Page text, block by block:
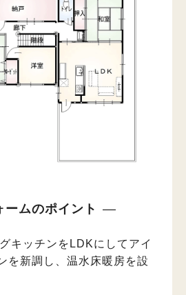
ームのポイント
キッチンをLDKにしてアイ
を新調し、温水床暖房を設